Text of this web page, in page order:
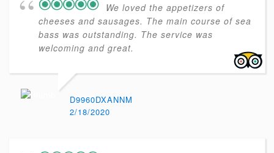
We loved the appetizers of
cheeses and sausages. The main course of sea
bass was outstanding. The service was
welcoming and great.
D9960DXANNM
2/18/2020